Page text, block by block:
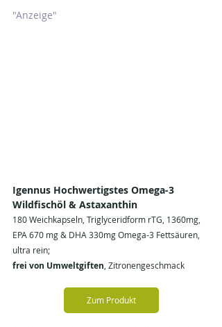
"Anzeige"
Igennus Hochwertigstes Omega-3
Wildfischöl & Astaxanthin
180 Weichkapseln, Triglyceridform rTG, 1360mg,
EPA 670 mg & DHA 330mg Omega-3 Fettsäuren,
ultra rein;
frei von Umweltgiften , Zitronengeschmack
Zum Produkt